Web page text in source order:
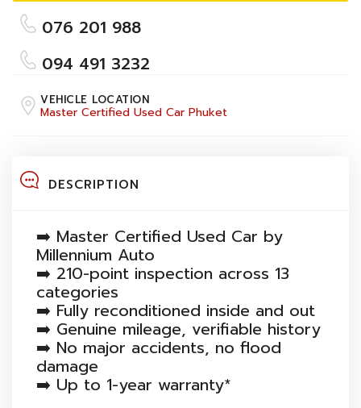
DESCRIPTION
➡️ Master Certified Used Car by
Millennium Auto
➡️ 210-point inspection across 13
categories
➡️ Fully reconditioned inside and out
➡️ Genuine mileage, verifiable history
➡️ No major accidents, no flood
damage
➡️ Up to 1-year warranty*
076 201 988
094 491 3232
VEHICLE LOCATION
Master Certified Used Car Phuket